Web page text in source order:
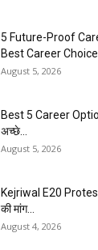
5 Future-Proof
Best Career
August 5, 2026
Best 5 Career
अच्छे...
August 5, 2026
Kejriwal E20 Protest
की मांग...
August 4, 2026